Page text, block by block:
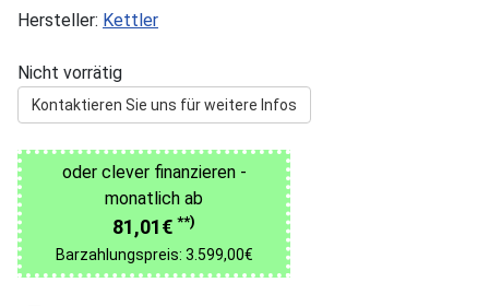
Hersteller: Kettler
Nicht vorrätig
Kontaktieren Sie uns für weitere Infos
oder clever finanzieren -
monatlich ab
81,01€ **)
Barzahlungspreis: 3.599,00€